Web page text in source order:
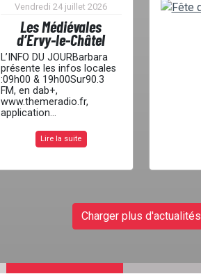
Vendredi 24 juillet 2026
Les Médiévales
d’Ervy-le-Châtel
L’INFO DU JOURBarbara
présente les infos locales
:09h00 & 19h00Sur90.3
FM, en dab+,
www.themeradio.fr,
application...
Lire la suite
Charger plus d'actualités